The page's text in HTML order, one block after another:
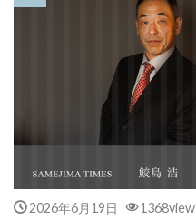
2026年6月19日 1368view